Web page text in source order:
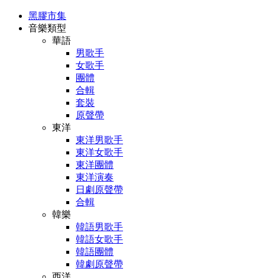
黑膠市集
音樂類型
華語
男歌手
女歌手
團體
合輯
套裝
原聲帶
東洋
東洋男歌手
東洋女歌手
東洋團體
東洋演奏
日劇原聲帶
合輯
韓樂
韓語男歌手
韓語女歌手
韓語團體
韓劇原聲帶